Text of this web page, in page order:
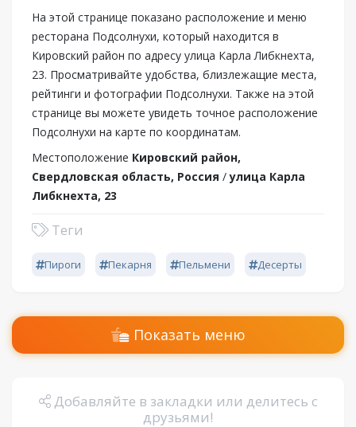
На этой странице показано расположение и меню
ресторана Подсолнухи, который находится в
Кировский район по адресу улица Карла Либкнехта,
23. Просматривайте удобства, близлежащие места,
рейтинги и фотографии Подсолнухи. Также на этой
странице вы можете увидеть точное расположение
Подсолнухи на карте по координатам.
Местоположение Кировский район,
Свердловская область, Россия /улица Карла
Либкнехта, 23
Теги
Пироги Пекарня Пельмени Десерты
Показать меню
Добавляйте в закладки или делитесь с
друзьями!